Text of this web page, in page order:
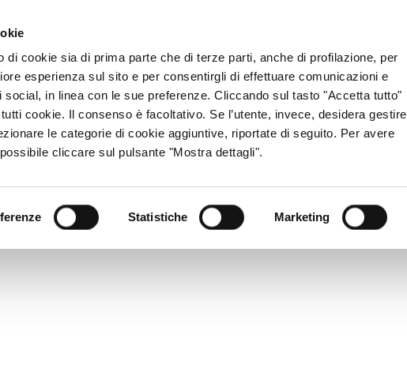
di cookie sia di prima parte che di terze parti, anche di profilazione, per
esperienza sul sito e per consentirgli di effettuare comunicazioni e
social, in linea con le sue preferenze. Cliccando sul tasto "Accetta tutto"
cookie. Il consenso è facoltativo. Se l’utente, invece, desidera gestire
le categorie di cookie aggiuntive, riportate di seguito. Per avere
cliccare sul pulsante "Mostra dettagli".
Statistiche Marketing
CHI SIAMO RETE DISTRIBUTIVA PRODOTTI RISORSE UTILI